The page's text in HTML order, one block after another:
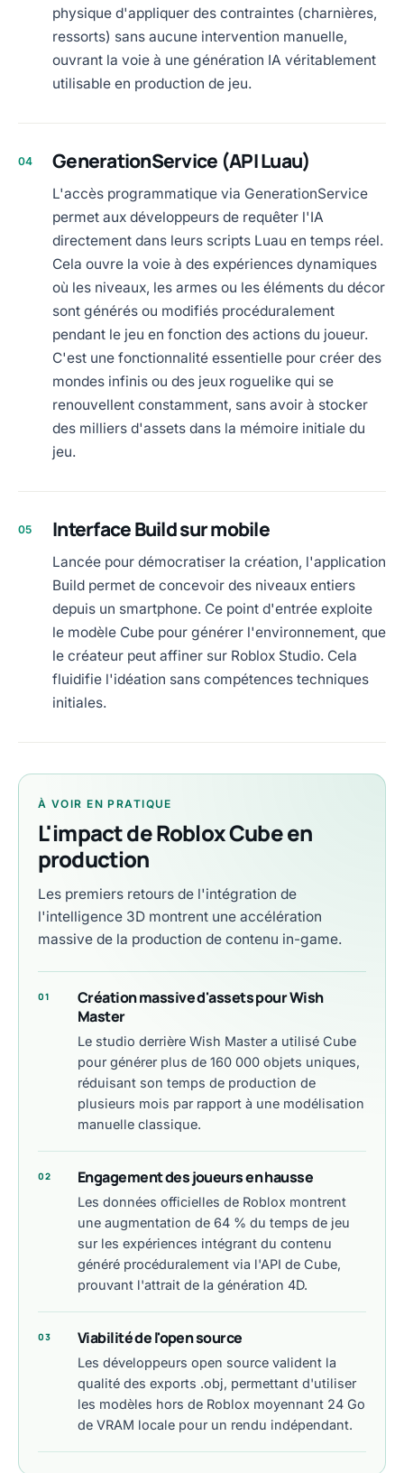
physique d'appliquer des contraintes (charnières,
ressorts) sans aucune intervention manuelle,
ouvrant la voie à une génération IA véritablement
utilisable en production de jeu.
04 GenerationService (API Luau)
L'accès programmatique via GenerationService
permet aux développeurs de requêter l'IA
directement dans leurs scripts Luau en temps réel.
Cela ouvre la voie à des expériences dynamiques
où les niveaux, les armes ou les éléments du décor
sont générés ou modifiés procéduralement
pendant le jeu en fonction des actions du joueur.
C'est une fonctionnalité essentielle pour créer des
mondes infinis ou des jeux roguelike qui se
renouvellent constamment, sans avoir à stocker
des milliers d'assets dans la mémoire initiale du
jeu.
05 Interface Build sur mobile
Lancée pour démocratiser la création, l'application
Build permet de concevoir des niveaux entiers
depuis un smartphone. Ce point d'entrée exploite
le modèle Cube pour générer l'environnement, que
le créateur peut affiner sur Roblox Studio. Cela
fluidifie l'idéation sans compétences techniques
initiales.
À VOIR EN PRATIQUE
L'impact de Roblox Cube en
production
Les premiers retours de l'intégration de
l'intelligence 3D montrent une accélération
massive de la production de contenu in-game.
01
Création massive d'assets pour Wish
Master
Le studio derrière Wish Master a utilisé Cube
pour générer plus de 160 000 objets uniques,
réduisant son temps de production de
plusieurs mois par rapport à une modélisation
manuelle classique.
02 Engagement des joueurs en hausse
Les données officielles de Roblox montrent
une augmentation de 64 % du temps de jeu
sur les expériences intégrant du contenu
généré procéduralement via l'API de Cube,
prouvant l'attrait de la génération 4D.
03 Viabilité de l'open source
Les développeurs open source valident la
qualité des exports .obj, permettant d'utiliser
les modèles hors de Roblox moyennant 24 Go
de VRAM locale pour un rendu indépendant.